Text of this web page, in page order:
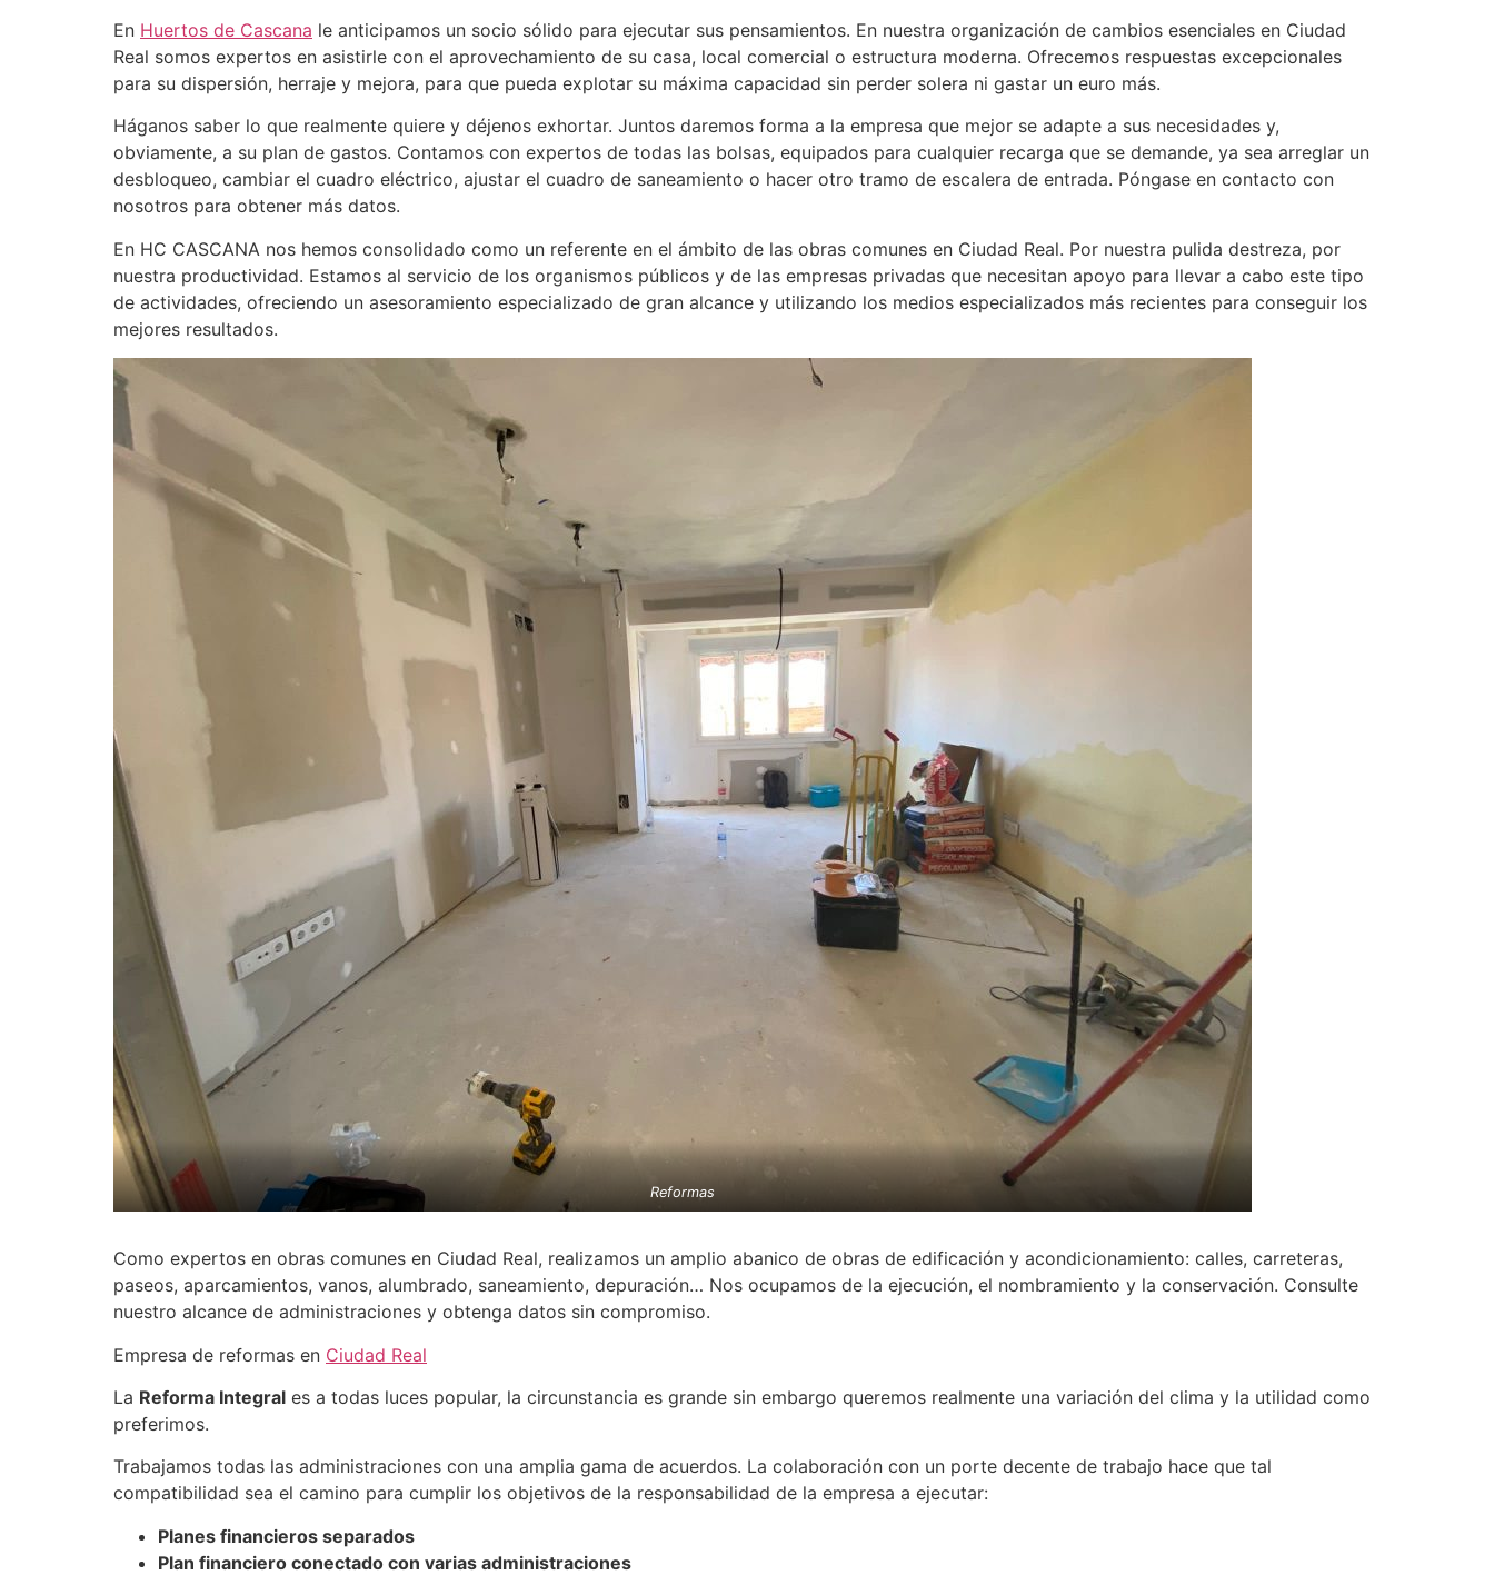
En Huertos de Cascana le anticipamos un socio sólido para ejecutar sus pensamientos. En nuestra organización de cambios esenciales en Ciudad
Real somos expertos en asistirle con el aprovechamiento de su casa, local comercial o estructura moderna. Ofrecemos respuestas excepcionales
para su dispersión, herraje y mejora, para que pueda explotar su máxima capacidad sin perder solera ni gastar un euro más.
Háganos saber lo que realmente quiere y déjenos exhortar. Juntos daremos forma a la empresa que mejor se adapte a sus necesidades y,
obviamente, a su plan de gastos. Contamos con expertos de todas las bolsas, equipados para cualquier recarga que se demande, ya sea arreglar un
desbloqueo, cambiar el cuadro eléctrico, ajustar el cuadro de saneamiento o hacer otro tramo de escalera de entrada. Póngase en contacto con
nosotros para obtener más datos.
En HC CASCANA nos hemos consolidado como un referente en el ámbito de las obras comunes en Ciudad Real. Por nuestra pulida destreza, por
nuestra productividad. Estamos al servicio de los organismos públicos y de las empresas privadas que necesitan apoyo para llevar a cabo este tipo
de actividades, ofreciendo un asesoramiento especializado de gran alcance y utilizando los medios especializados más recientes para conseguir los
mejores resultados.
Reformas
Como expertos en obras comunes en Ciudad Real, realizamos un amplio abanico de obras de edificación y acondicionamiento: calles, carreteras,
paseos, aparcamientos, vanos, alumbrado, saneamiento, depuración… Nos ocupamos de la ejecución, el nombramiento y la conservación. Consulte
nuestro alcance de administraciones y obtenga datos sin compromiso.
Empresa de reformas en Ciudad Real
La Reforma Integral es a todas luces popular, la circunstancia es grande sin embargo queremos realmente una variación del clima y la utilidad como
preferimos.
Trabajamos todas las administraciones con una amplia gama de acuerdos. La colaboración con un porte decente de trabajo hace que tal
compatibilidad sea el camino para cumplir los objetivos de la responsabilidad de la empresa a ejecutar:
Planes financieros separados
Plan financiero conectado con varias administraciones